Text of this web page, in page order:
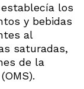
establecía los
y bebidas
al
saturadas,
de la